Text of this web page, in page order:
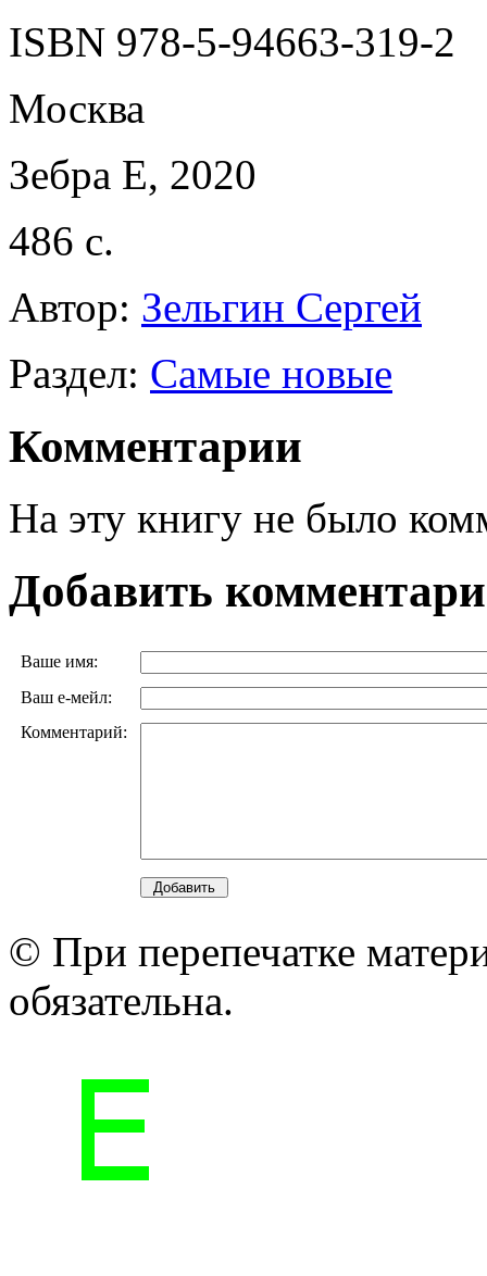
ISBN 978-5-94663-319-2
Москва
Зебра Е, 2020
486 с.
Автор: Зельгин Сергей
Раздел: Самые новые
Комментарии
На эту книгу не было
Добавить
Ваше имя:
Ваш е-мейл:
Комментарий:
© При перепечатке
обязательна.